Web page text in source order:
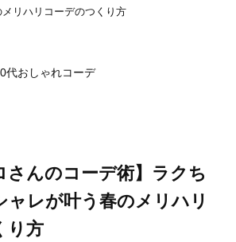
リハリコーデのつくり方
代おしゃれコーデ
さんのコーデ術】ラクち
ャレが叶う春のメリハリ
り方